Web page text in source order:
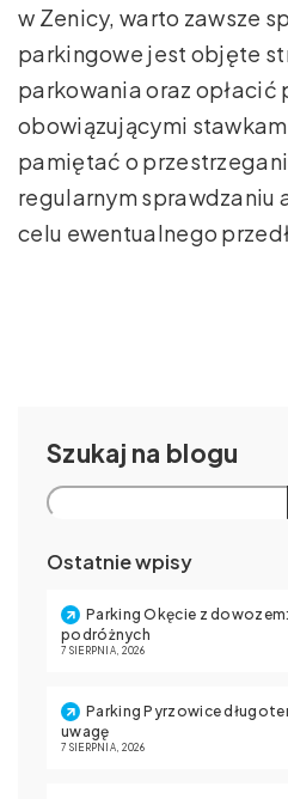
w Zenicy, warto zawsze
parkingowe jest objęte
parkowania oraz opłacić
obowiązującymi
pamiętać o
regularnym sprawdzaniu
celu ewentualnego
Szukaj
Ostatnie wpisy
Parking Okęcie z
podróżnych
7 SIERPNIA, 2026
Parking Pyrzowice
uwagę
7 SIERPNIA, 2026